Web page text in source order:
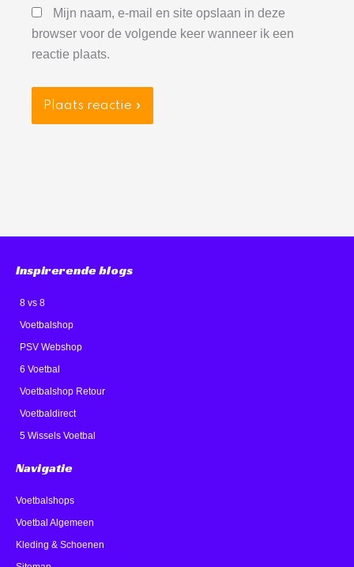
Mijn naam, e-mail en site opslaan in deze
browser voor de volgende keer wanneer ik een
reactie plaats.
Inspirerende blogs
8 vs 8
Voetbalshop
PSV Webshop
6 Voetbal
Voetbalshop Retour
Voetbaldirect
5 Wissels Voetbal
Navigatie
Voetbalshops
Voetbal Algemeen
Kleding & Schoenen